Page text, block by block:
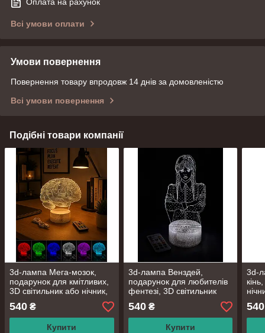
Оплата на рахунок
Всі умови оплати
Умови повернення
Повернення товару впродовж 14 днів за домовленістю
Всі умови повернення
Подібні товари компанії
3d-лампа Мега-мозок,
подарунок для кмітливих,
3D світильник або нічник,
таймер, пульт та
батарейки
540 ₴
Купити
3d-лампа Венздей,
подарунок для любителів
фентезі, 3D світильник
або нічник, 7 кольорів та 4
режими, пульт
540₴
Купити
3d-
540